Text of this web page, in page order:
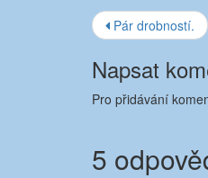
Navigace
příspěvku
Pár drobností.
Napsat
Pro přidávání
5